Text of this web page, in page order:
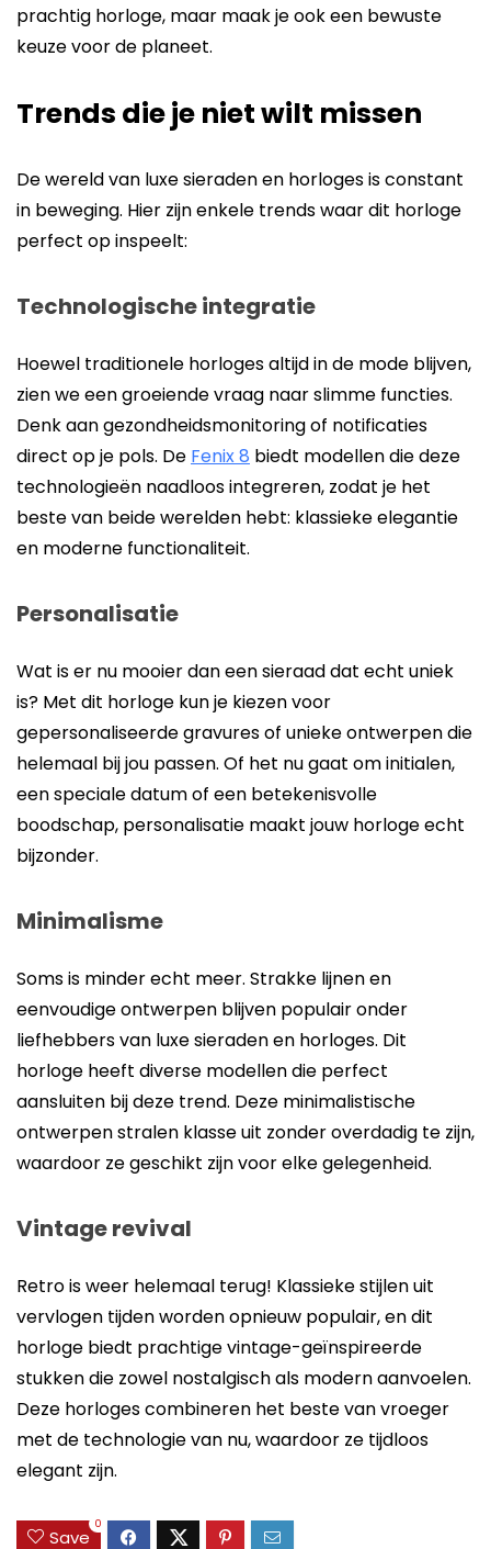
prachtig horloge, maar maak je ook een bewuste
keuze voor de planeet.
Trends die je niet wilt missen
De wereld van luxe sieraden en horloges is constant
in beweging. Hier zijn enkele trends waar dit horloge
perfect op inspeelt:
Technologische integratie
Hoewel traditionele horloges altijd in de mode blijven,
zien we een groeiende vraag naar slimme functies.
Denk aan gezondheidsmonitoring of notificaties
direct op je pols. De Fenix 8 biedt modellen die deze
technologieën naadloos integreren, zodat je het
beste van beide werelden hebt: klassieke elegantie
en moderne functionaliteit.
Personalisatie
Wat is er nu mooier dan een sieraad dat echt uniek
is? Met dit horloge kun je kiezen voor
gepersonaliseerde gravures of unieke ontwerpen die
helemaal bij jou passen. Of het nu gaat om initialen,
een speciale datum of een betekenisvolle
boodschap, personalisatie maakt jouw horloge echt
bijzonder.
Minimalisme
Soms is minder echt meer. Strakke lijnen en
eenvoudige ontwerpen blijven populair onder
liefhebbers van luxe sieraden en horloges. Dit
horloge heeft diverse modellen die perfect
aansluiten bij deze trend. Deze minimalistische
ontwerpen stralen klasse uit zonder overdadig te zijn,
waardoor ze geschikt zijn voor elke gelegenheid.
Vintage revival
Retro is weer helemaal terug! Klassieke stijlen uit
vervlogen tijden worden opnieuw populair, en dit
horloge biedt prachtige vintage-geïnspireerde
stukken die zowel nostalgisch als modern aanvoelen.
Deze horloges combineren het beste van vroeger
met de technologie van nu, waardoor ze tijdloos
elegant zijn.
Save
0